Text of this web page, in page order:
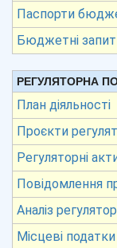
Паспорти
Бюджетні
РЕГУЛЯТОРНА
План діяльності
Проєкти
Регуляторні
Повідомлення
Аналіз
Місцеві